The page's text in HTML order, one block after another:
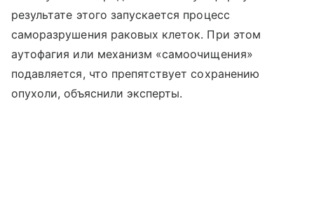
результате этого запускается процесс
саморазрушения раковых клеток. При этом
аутофагия или механизм «самоочищения»
подавляется, что препятствует сохранению
опухоли, объяснили эксперты.